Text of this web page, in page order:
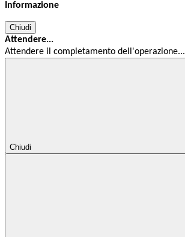
Informazione
Chiudi
Attendere...
Attendere il completamento dell'operazione...
Chiudi